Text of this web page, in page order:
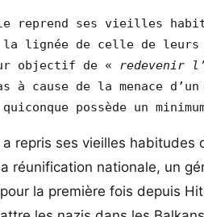
reprend ses vieilles
de celle de leurs
objectif de « redevenir
à cause de la menace
possède un
a repris ses vieilles
réunification nationale, un
la première fois depuis